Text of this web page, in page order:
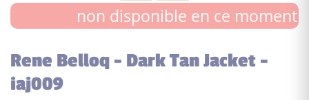
non disponible en ce moment
Rene Belloq - Dark Tan Jacket -
iaj009